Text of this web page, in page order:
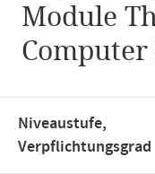
Module
Computer
Niveaustufe,
Verpflichtungsgrad